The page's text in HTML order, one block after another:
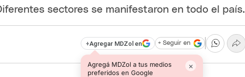
sectores se manifestaron en todo el país.
+Agregar MDZol en
Agregá MDZol a tus medios
preferidos en Google
×
+ Seguir en